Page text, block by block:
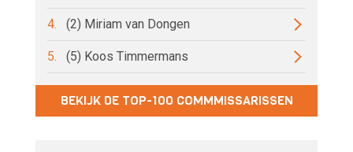
4. (2) Miriam van Dongen
5. (5) Koos Timmermans
BEKIJK DE TOP-100 COMMMISSARISSEN